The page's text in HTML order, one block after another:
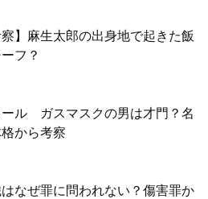
察】麻生太郎の出身地で起きた飯
フ？
ール ガスマスクの男は才門？名
から考察
はなぜ罪に問われない？傷害罪か